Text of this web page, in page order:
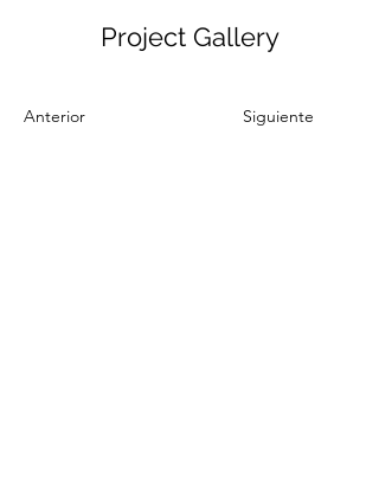
Project Gallery
Anterior Siguiente